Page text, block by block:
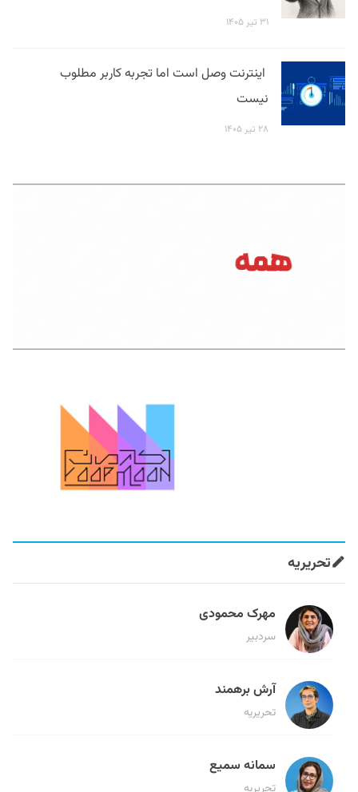
۳۱ تیر ۱۴۰۵
اینترنت وصل است اما تجربه کاربر مطلوب
نیست
۲۸ تیر ۱۴۰۵
تحریریه
مهرک محمودی
سردبیر
آرش برهمند
تحریریه
سمانه سمیع